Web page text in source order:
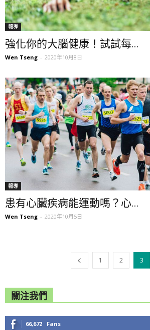
報導
強化你的大腦健康！試試每...
Wen Tseng - 2020年10月8日
報導
患有心臟疾病能運動嗎？心...
Wen Tseng - 2020年10月5日
1 2 3
關注我們
66,672 Fans